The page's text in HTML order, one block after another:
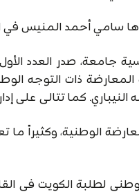
المنيس في العام ١٩٦١، صدر منها عددان،
ذات التوجه
كما تتالى على
الوطنية، وكثيراً ما